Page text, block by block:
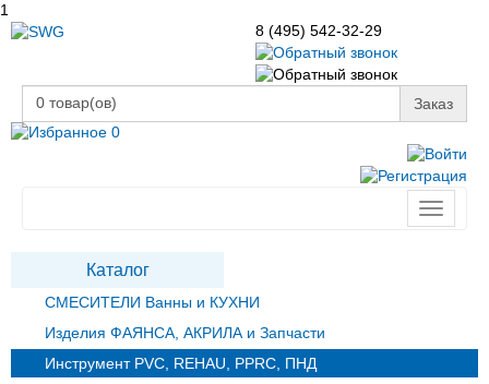
1
8 (495) 542-32-29
0 товар(ов)
Заказ
0
Toggle
Каталог
СМЕСИТЕЛИ Ванны и КУХНИ
Изделия ФАЯНСА, АКРИЛА и Запчасти
Инструмент PVC, REHAU, PPRC, ПНД